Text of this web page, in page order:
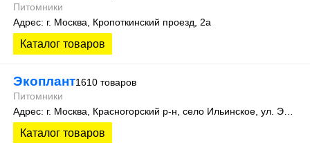
Питомники
Адрес: г. Москва, Кропоткинский проезд, 2а
Каталог товаров
Экоплант1610 товаров
Питомники
Каталог товаров